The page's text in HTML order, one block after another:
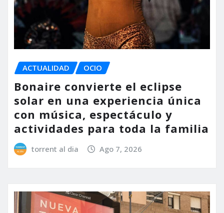
ACTUALIDAD OCIO
Bonaire convierte el eclipse
solar en una experiencia única
con música, espectáculo y
actividades para toda la familia
torrent al dia Ago 7, 2026